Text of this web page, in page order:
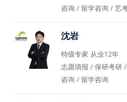
咨询 / 留学咨询 / 艺
沈岩
特级专家 从业12年
志愿填报 / 保研考研
咨询 / 留学咨询